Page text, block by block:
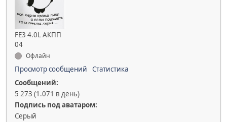
FE3 4.0L АКПП
04
Офлайн
Просмотр сообщений
Статистика
Сообщений:
5 273 (1.071 в день)
Подпись под аватаром:
Серый